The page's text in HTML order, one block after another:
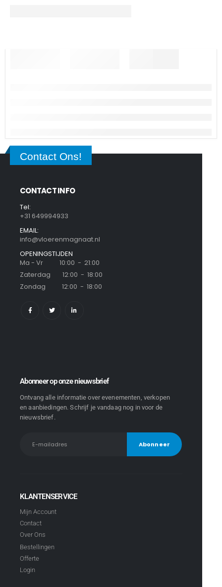
Contact Ons!
CONTACT INFO
Tel:
+31 649994933
EMAIL:
info@vloerenmagnaat.nl
OPENINGSTIJDEN
Ma - Vr 10:00 - 21:00
Zaterdag 12:00 - 18:00
Zondag 12:00 - 18:00
Abonneer op onze nieuwsbrief
Ontvang alle informatie over evenementen, verkopen
en aanbiedingen. Schrijf je vandaag nog in voor de
nieuwsbrief.
KLANTENSERVICE
Mijn Account
Contact
Over Ons
Bestellingen
Offerte
Login